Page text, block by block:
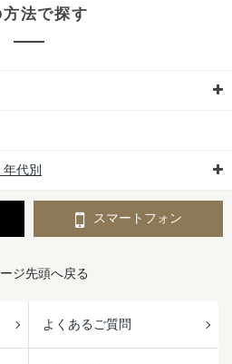
方法で探す
代別
スマートフォン
ジ先頭へ戻る
よくあるご質問